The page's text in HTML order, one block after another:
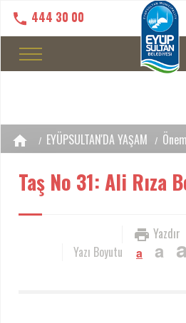
444 30 00
EYÜPSULTAN'DA YAŞAM
Taş No 31: Ali Rıza
Yazdır
Yazı Boyutu
a a